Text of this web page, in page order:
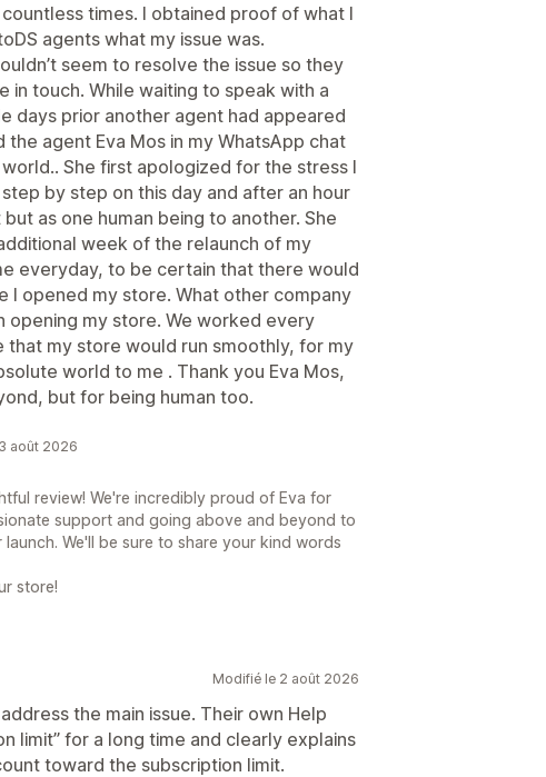
times. I obtained proof of what I
agents what my issue was.
seem to resolve the issue so they
in touch. While waiting to speak with a
days prior another agent had appeared
agent Eva Mos in my WhatsApp chat
She first apologized for the stress I
by step on this day and after an hour
as one human being to another. She
week of the relaunch of my
everyday, to be certain that there would
I opened my store. What other company
opening my store. We worked every
that my store would run smoothly, for my
world to me . Thank you Eva Mos,
but for being human too.
août 2026
review! We're incredibly proud of Eva for
support and going above and beyond to
We'll be sure to share your kind words
store!
Modifié le 2 août 2026
the main issue. Their own Help
limit” for a long time and clearly explains
toward the subscription limit.